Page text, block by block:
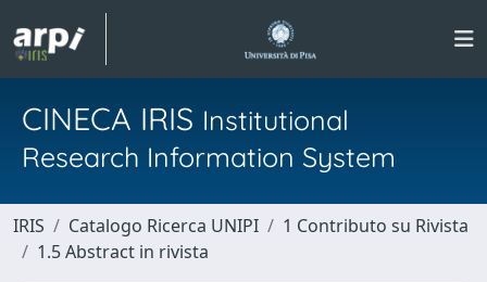
CINECA IRIS Institutional
Research Information System
IRIS Catalogo Ricerca UNIPI
1 Contributo su Rivista
1.5 Abstract in rivista